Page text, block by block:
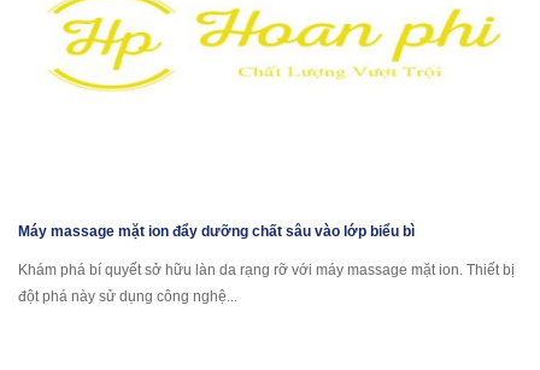
Máy massage mặt ion đẩy dưỡng chất sâu vào lớp biểu bì
Khám phá bí quyết sở hữu làn da rạng rỡ với máy massage mặt ion. Thiết bị
đột phá này sử dụng công nghệ...